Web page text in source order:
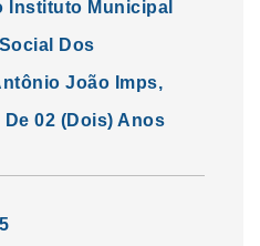
Instituto Municipal
Dos
João Imps,
02 (Dois) Anos